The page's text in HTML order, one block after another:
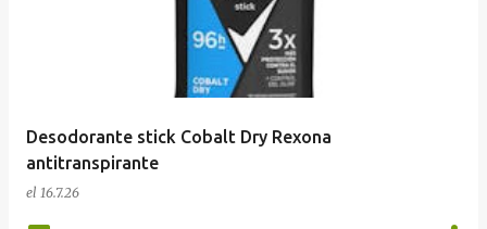
Desodorante stick Cobalt Dry Rexona
antitranspirante
el 16.7.26